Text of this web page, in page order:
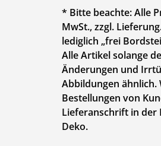
* Bitte beachte: Alle
MwSt., zzgl.
lediglich „frei
Alle Artikel solange
Änderungen und
Abbildungen
Bestellungen von
Lieferanschrift in der
Deko.